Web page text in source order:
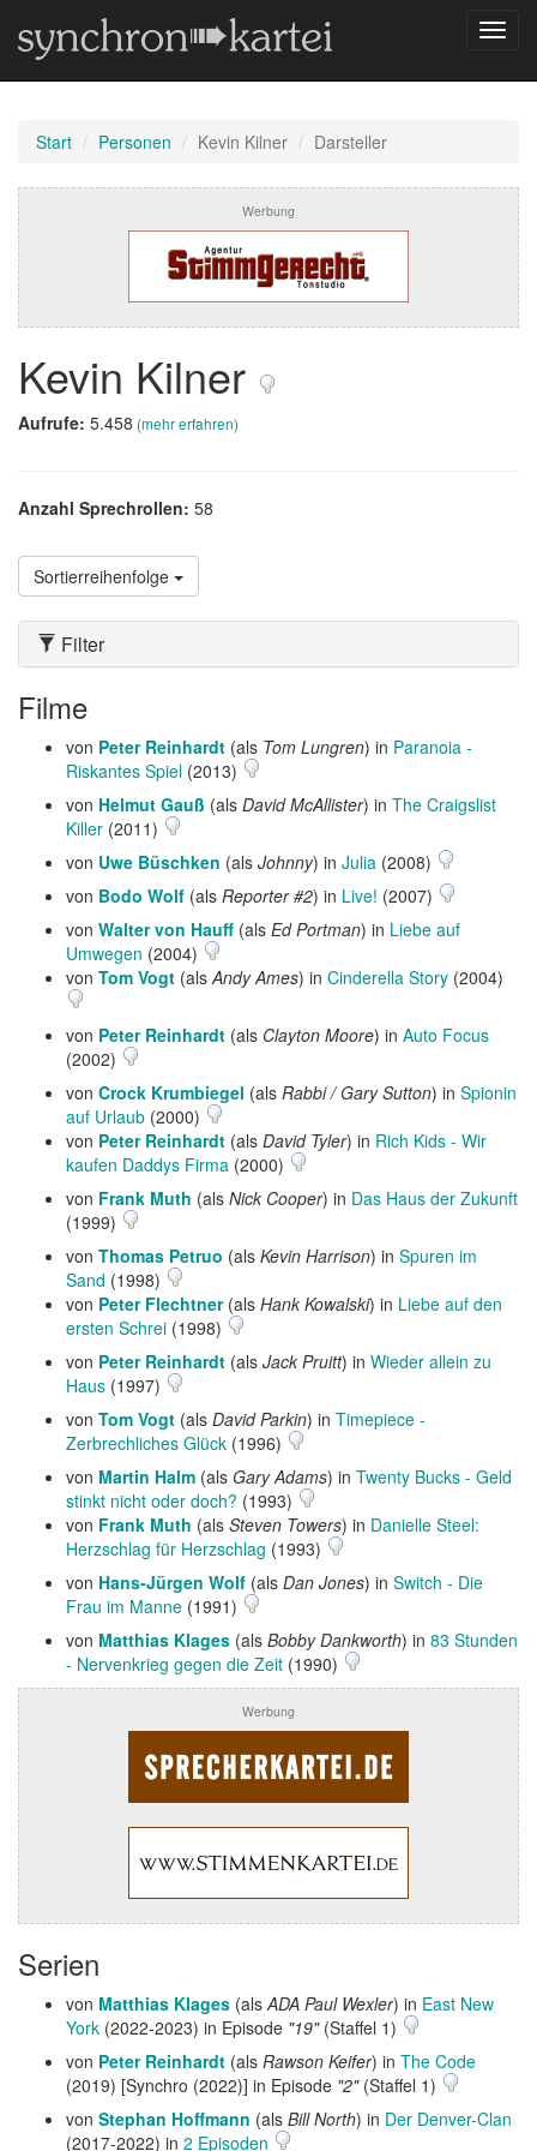
Start Personen Kevin Kilner Darsteller
Werbung
Kevin Kilner
Aufrufe: 5.458 (mehr erfahren)
Anzahl Sprechrollen: 58
Sortierreihenfolge
Filter
Filme
von Peter Reinhardt (als Tom Lungren) in Paranoia -
Riskantes Spiel (2013)
von Helmut Gauß (als David McAllister) in The Craigslist
Killer (2011)
von Uwe Büschken (als Johnny) in Julia (2008)
von Bodo Wolf (als Reporter #2) in Live! (2007)
von Walter von Hauff (als Ed Portman) in Liebe auf
Umwegen (2004)
von Tom Vogt (alsAndy Ames) in Cinderella Story (2004)
von Peter Reinhardt (als Clayton Moore) in Auto Focus
(2002)
von Crock Krumbiegel (als Rabbi / Gary Sutton) in Spionin
auf Urlaub (2000)
von Peter Reinhardt (als David Tyler) in Rich Kids - Wir
kaufen Daddys Firma (2000)
von Frank Muth (als Nick Cooper) in Das Haus der Zukunft
(1999)
von Thomas Petruo (als Kevin Harrison) in Spuren im
Sand (1998)
von Peter Flechtner(als Hank Kowalski) in Liebe auf den
ersten Schrei (1998)
von Peter Reinhardt (als Jack Pruitt) in Wieder allein zu
Haus (1997)
von Tom Vogt (als David Parkin) in Timepiece -
Zerbrechliches Glück (1996)
von Martin Halm (als Gary Adams) in Twenty Bucks - Geld
stinkt nicht oder doch? (1993)
von Frank Muth (als Steven Towers) in Danielle Steel:
Herzschlag für Herzschlag (1993)
von Hans-Jürgen Wolf (als Dan Jones) in Switch - Die
Frau im Manne (1991)
von Matthias Klages (als Bobby Dankworth) in 83 Stunden
- Nervenkrieg gegen die Zeit (1990)
Werbung
Serien
von Matthias Klages (alsADA Paul Wexler) in East New
York (2022-2023) in Episode "19"(Staffel 1)
von Peter Reinhardt (als Rawson Keifer) in The Code
(2019) [Synchro (2022)] in Episode "2"(Staffel 1)
von Stephan Hoffmann (als Bill North) in Der Denver-Clan
(2017-2022) in 2 Episoden